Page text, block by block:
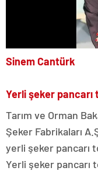
Sinem Cantürk
Yerli şeker pancarı
Tarım ve Orman
Şeker Fabrikaları
yerli şeker pancarı
Yerli şeker pancarı